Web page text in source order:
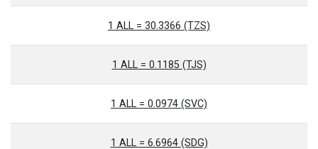
1 ALL = 30.3366 (TZS)
1 ALL = 0.1185 (TJS)
1 ALL = 0.0974 (SVC)
1 ALL = 6.6964 (SDG)